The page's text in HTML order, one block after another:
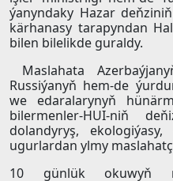
ýanyndaky Hazar
kärhanasy tarapyndan
bilen bilelikde guraldy.
Maslahata
Russiýanyň hem-de
we edaralarynyň
bilermenler-HUI-niň
dolandyryş,
ugurlardan ylmy
10 günlük okuwyň